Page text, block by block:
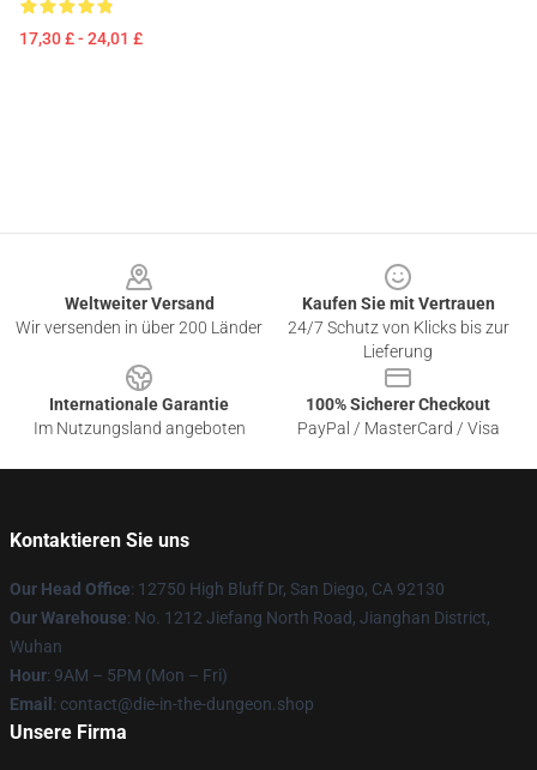
17,30 £ - 24,01 £
Weltweiter Versand
Wir versenden in über 200 Länder
Kaufen Sie mit Vertrauen
24/7 Schutz von Klicks bis zur
Lieferung
Internationale Garantie
Im Nutzungsland angeboten
100% Sicherer Checkout
PayPal / MasterCard / Visa
Kontaktieren Sie uns
Our Head Office: 12750 High Bluff Dr, San Diego, CA 92130
Our Warehouse: No. 1212 Jiefang North Road, Jianghan District,
Wuhan
Hour: 9AM – 5PM (Mon – Fri)
Email : contact@die-in-the-dungeon.shop
Unsere Firma